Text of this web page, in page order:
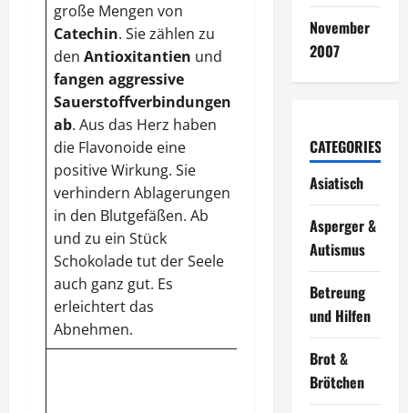
große Mengen von
Catechin. Sie zählen zu
den Antioxitantien und
fangen aggressive
Sauerstoffverbindungen
ab. Aus das Herz haben
die Flavonoide eine
positive Wirkung. Sie
verhindern Ablagerungen
in den Blutgefäßen. Ab
und zu ein Stück
Schokolade tut der Seele
auch ganz gut. Es
erleichtert das
Abnehmen.
Endiviensalatist
unerbittlich zu den
November
2007
CATEGORIES
Asiatisch
Asperger &
Autismus
Betreung
und Hilfen
Brot &
Brötchen